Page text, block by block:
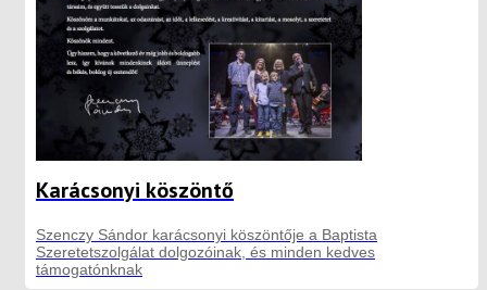
Karácsonyi köszöntő
Szenczy Sándor karácsonyi köszöntője a Baptista
Szeretetszolgálat dolgozóinak, és minden kedves
támogatónknak